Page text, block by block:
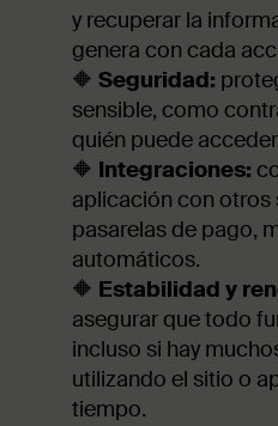
y recuperar la
genera con cada
🔶 Seguridad:
sensible, como
quién puede
🔶 Integraciones:
aplicación con otros
pasarelas de pago,
automáticos.
🔶 Estabilidad y
asegurar que todo
incluso si hay
utilizando el sitio o
tiempo.